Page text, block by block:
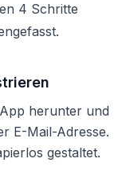
4 Schritte
herunter und
E-Mail-Adresse.
gestaltet.